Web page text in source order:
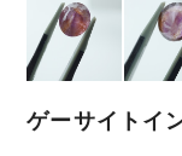
ゲーサイトイ